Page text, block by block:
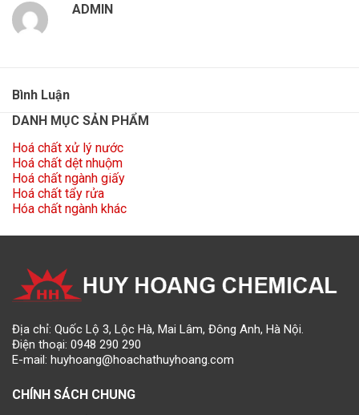
ADMIN
Bình Luận
DANH MỤC SẢN PHẨM
Hoá chất xử lý nước
Hoá chất dệt nhuộm
Hoá chất ngành giấy
Hoá chất tẩy rửa
Hóa chất ngành khác
Địa chỉ: Quốc Lộ 3, Lộc Hà, Mai Lâm, Đông Anh, Hà Nội.
Điện thoại: 0948 290 290
E-mail: huyhoang@hoachathuyhoang.com
CHÍNH SÁCH CHUNG